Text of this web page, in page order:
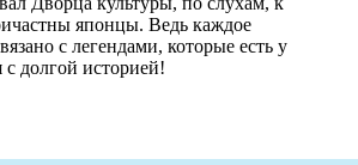
японцы. Ведь каждое
с легендами, которые есть у
долгой историей!